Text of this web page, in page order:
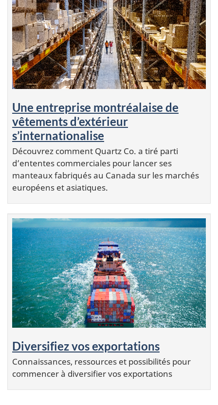
Une entreprise montréalaise de
vêtements d’extérieur
s’internationalise
Découvrez comment Quartz Co. a tiré parti
d’ententes commerciales pour lancer ses
manteaux fabriqués au Canada sur les marchés
européens et asiatiques.
Diversifiez vos exportations
Connaissances, ressources et possibilités pour
commencer à diversifier vos exportations